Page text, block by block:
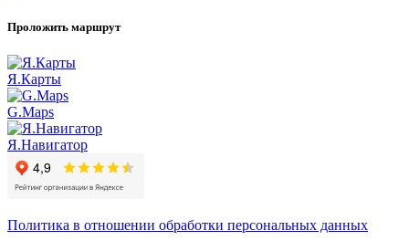
Проложить маршрут
Я.Карты
G.Maps
Я.Навигатор
Политика в отношении обработки персональных данных